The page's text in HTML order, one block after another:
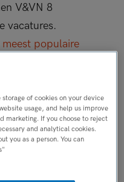
V&VN 8
vacatures.
populaire
of cookies on your device
usage, and help us improve
marketing. If you choose to reject
and analytical cookies.
you as a person. You can